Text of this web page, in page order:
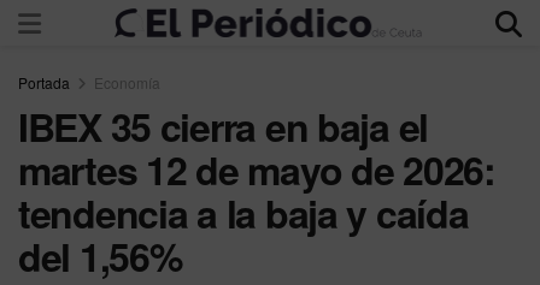
Portada Economía
IBEX 35 cierra en baja el
martes 12 de mayo de 2026:
tendencia a la baja y caída
del 1,56%